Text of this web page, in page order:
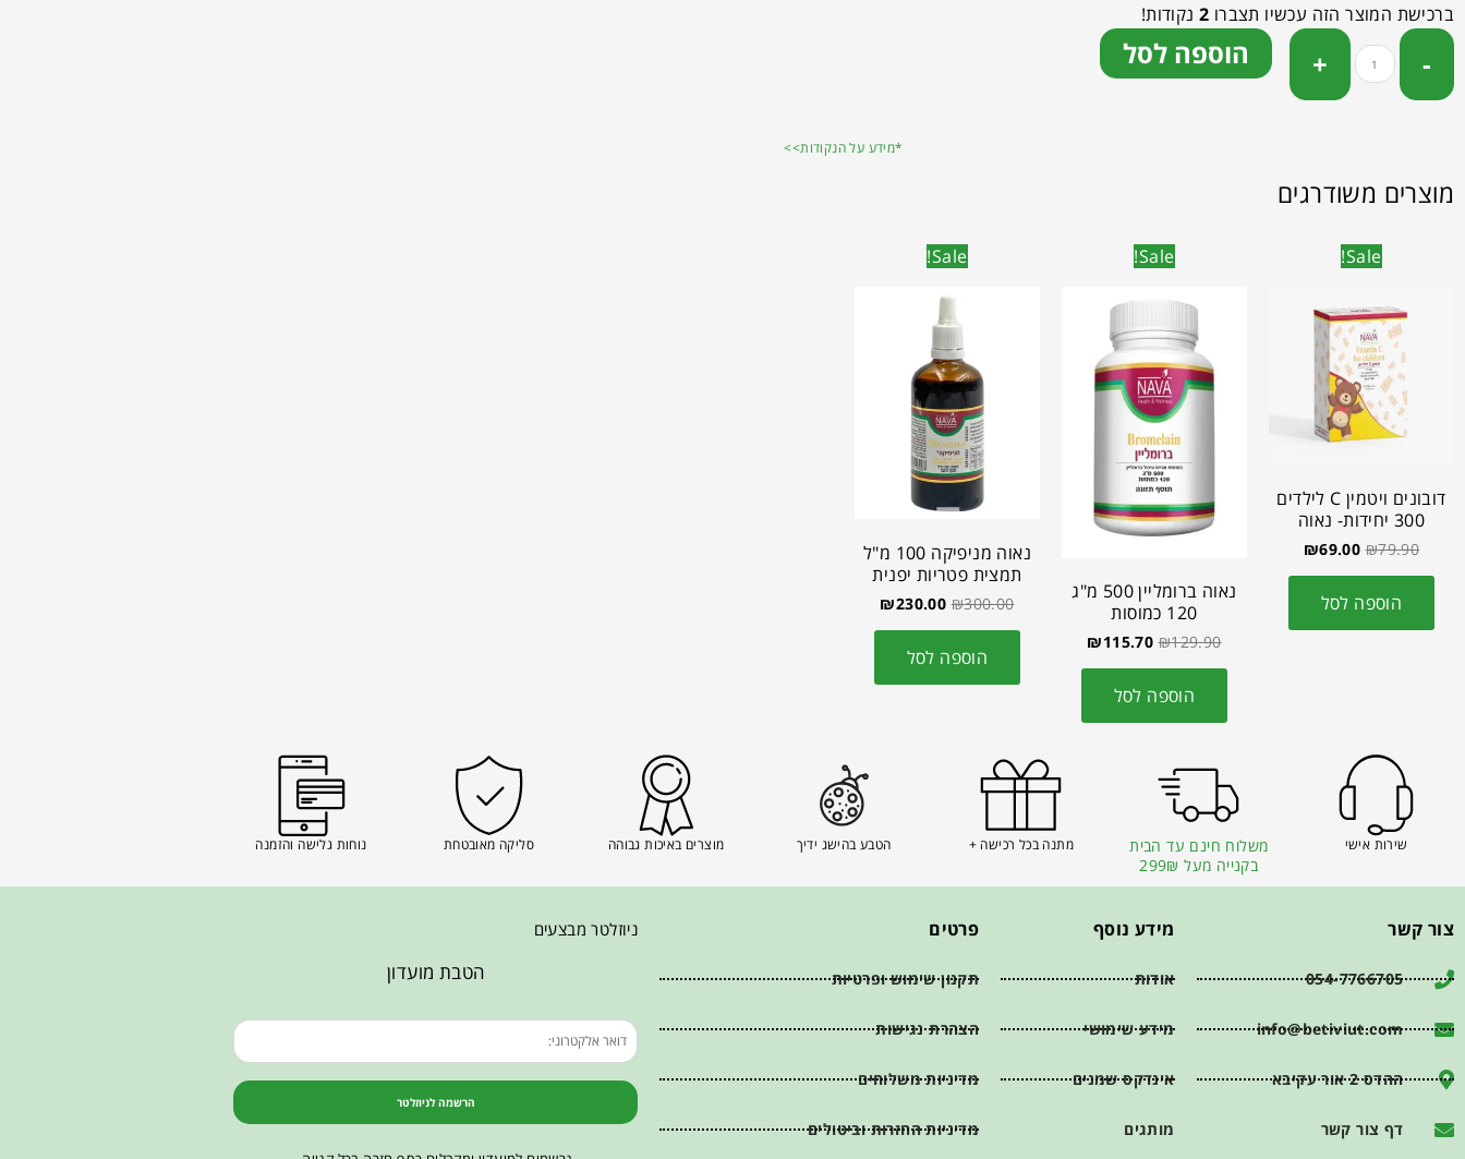
ברכישת המוצר הזה עכשיו תצברו 2 נקודות!
הוספה לסל
*מידע על הנקודות>>
מוצרים משודרגים
Sale!
דובונים ויטמין C לילדים
300 יחידות- נאוה
₪79.90
₪69.00
הוספה לסל
Sale!
נאוה ברומליין 500 מ"ג
120 כמוסות
₪129.90
₪115.70
הוספה לסל
Sale!
נאוה מניפיקה 100 מ"ל
תמצית פטריות יפנית
₪300.00
₪230.00
הוספה לסל
שירות אישי
משלוח חינם עד הבית
בקנייה מעל 299₪
מתנה בכל רכישה + הטבע בהישג ידיך מוצרים באיכות גבוהה סליקה מאובטחת נוחות גלישה והזמנה
צור קשר
054-7766705
info@betiviut.com
ההדס 2 אור עקיבא
דף צור קשר
מידע נוסף
אודות
מידע שימושי
אינדקס שמנים
מותגים
פרטים
תקנון שימוש ופרטיות
הצהרת נגישות
מדיניות משלוחים
מדיניות החזרות וביטולים
ניוזלטר מבצעים
הטבת מועדון
הרשמה לניוזלטר